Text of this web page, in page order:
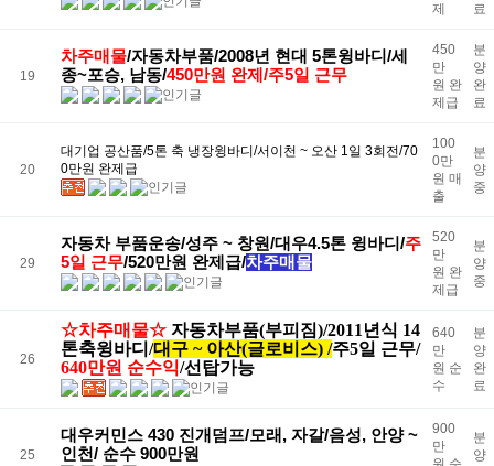
제
료
19
차주매물/자동차부품/2008년 현대 5톤윙바디/세
종~포승, 남동/450만원 완제/주5일 근무
450
만
원 완
제급
분
양
완
료
20
대기업 공산품/5톤 축 냉장윙바디/서이천 ~ 오산 1일 3회전/70
0만원 완제급
100
0만
원 매
출
분
양
중
29
자동차 부품운송/성주 ~ 창원/대우4.5톤 윙바디/주
5일 근무/520만원 완제급/차주매물
520
만
원 완
제급
분
양
중
26
☆차주매물☆ 자동차부품(부피짐)/2011년식 14
톤축윙바디/대구 ~ 아산(글로비스) /주5일 근무/
640만원 순수익/선탑가능
640
만
원 순
수
분
양
완
료
25
대우커민스 430 진개덤프/모래, 자갈/음성, 안양 ~
인천/ 순수 900만원
900
만
분
양